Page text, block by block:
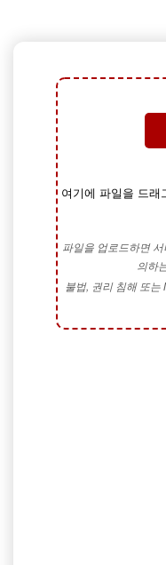
여기에 파일을 드래
파일을 업로드하면
의하
불법, 권리 침해 또는